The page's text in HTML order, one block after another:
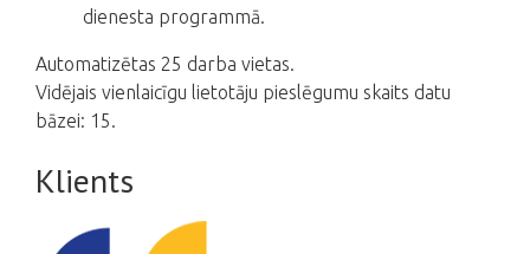
dienesta programmā.
Automatizētas 25 darba vietas.
Vidējais vienlaicīgu lietotāju pieslēgumu skaits datu
bāzei: 15.
Klients